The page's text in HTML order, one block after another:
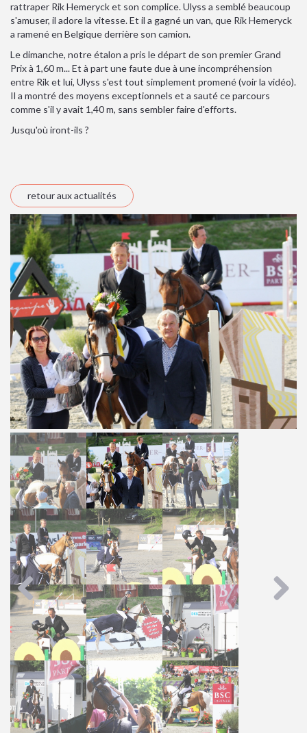
rattraper Rik Hemeryck et son complice. Ulyss a semblé beaucoup
s'amuser, il adore la vitesse. Et il a gagné un van, que Rik Hemeryck
a ramené en Belgique derrière son camion.
Le dimanche, notre étalon a pris le départ de son premier Grand
Prix à 1,60 m... Et à part une faute due à une incompréhension
entre Rik et lui, Ulyss s'est tout simplement promené (voir la vidéo).
Il a montré des moyens exceptionnels et a sauté ce parcours
comme s'il y avait 1,40 m, sans sembler faire d'efforts.
Jusqu'où iront-ils ?
retour aux actualités
Previous